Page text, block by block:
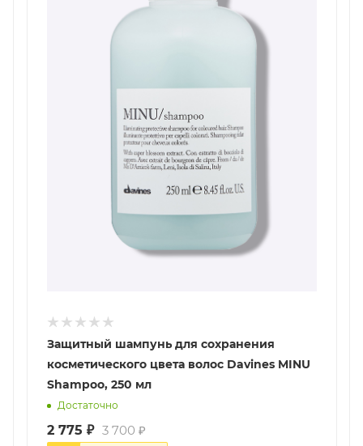
Защитный шампунь для сохранения
косметического цвета волос Davines MINU
Shampoo, 250 мл
Достаточно
2 775 ₽ 3 700 ₽